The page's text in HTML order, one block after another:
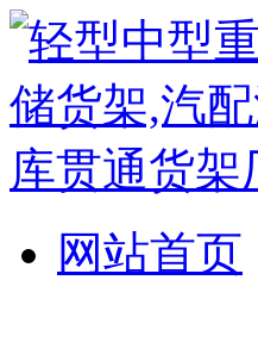
网站首页